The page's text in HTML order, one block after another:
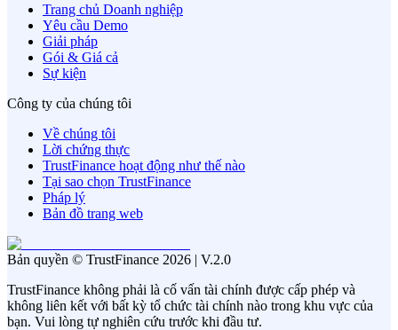
Trang chủ Doanh nghiệp
Yêu cầu Demo
Giải pháp
Gói & Giá cả
Sự kiện
Công ty của chúng tôi
Về chúng tôi
Lời chứng thực
TrustFinance hoạt động như thế nào
Tại sao chọn TrustFinance
Pháp lý
Bản đồ trang web
Bản quyền © TrustFinance 2026 | V.2.0
TrustFinance không phải là cố vấn tài chính được cấp phép và
không liên kết với bất kỳ tổ chức tài chính nào trong khu vực của
bạn. Vui lòng tự nghiên cứu trước khi đầu tư.